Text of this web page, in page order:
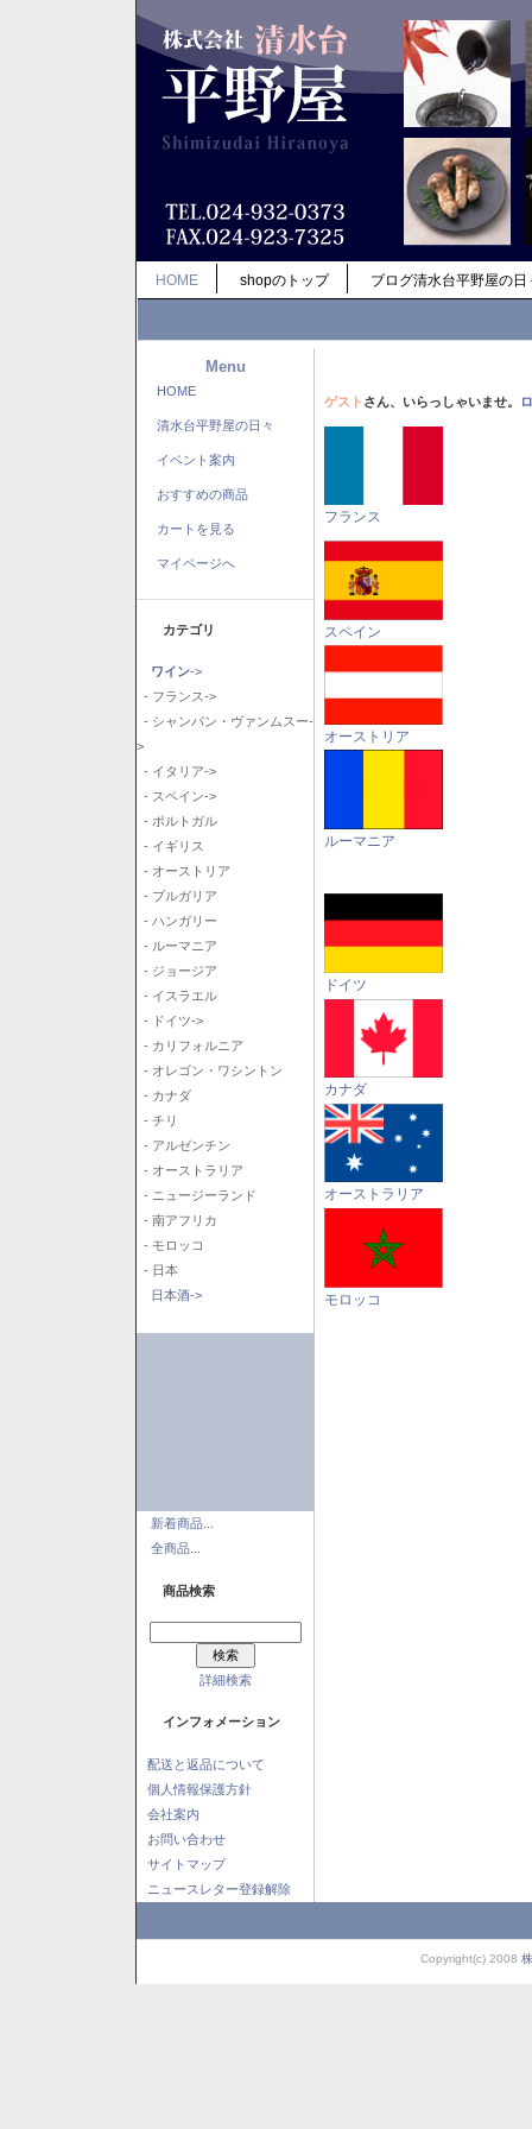
HOME shopのトップ ブログ清水台平野屋の日
Menu
HOME
清水台平野屋の日々
イベント案内
おすすめの商品
カートを見る
マイページへ
カテゴリ
ワイン->
- フランス->
- シャンパン・ヴァンムスー-
>
- イタリア->
- スペイン->
- ポルトガル
- イギリス
- オーストリア
- ブルガリア
- ハンガリー
- ルーマニア
- ジョージア
- イスラエル
- ドイツ->
- カリフォルニア
- オレゴン・ワシントン
- カナダ
- チリ
- アルゼンチン
- オーストラリア
- ニュージーランド
- 南アフリカ
- モロッコ
- 日本
日本酒->
新着商品...
全商品...
商品検索
詳細検索
インフォメーション
配送と返品について
個人情報保護方針
会社案内
お問い合わせ
サイトマップ
ニュースレター登録解除
ゲスト さん、いらっしゃいませ。
フランス
スペイン
オーストリア
ルーマニア
ドイツ
カナダ
オーストラリア
モロッコ
Copyright(c) 2008